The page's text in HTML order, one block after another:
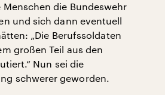
die Bundeswehr
und sich dann eventuell
„Die Berufssoldaten
großen Teil aus den
Nun sei die
schwerer geworden.